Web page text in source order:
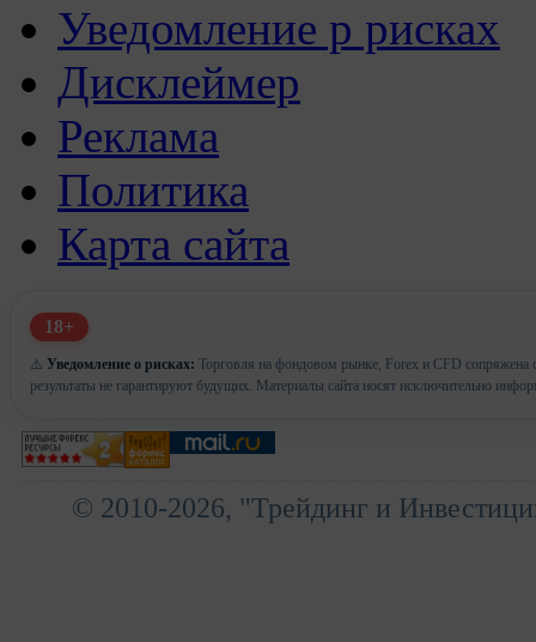
Уведомление р рисках
Дисклеймер
Реклама
Политика
Карта сайта
18+
⚠️ Уведомление о рисках: Торговля на фондовом рынке, Forex и CFD сопряжена
результаты не гарантируют будущих. Материалы сайта носят исключительно
© 2010-2026, "Трейдинг и